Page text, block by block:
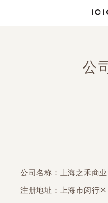
公
公司名称：上海之禾商业
注册地址：上海市闵行